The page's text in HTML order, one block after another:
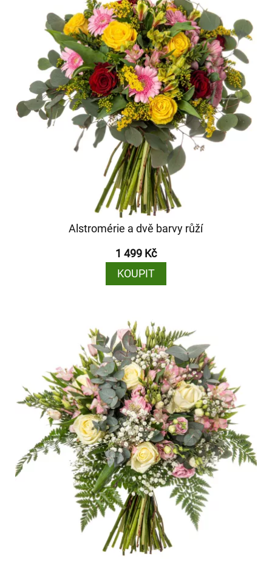
Alstromérie a dvě barvy růží
1 499 Kč
KOUPIT